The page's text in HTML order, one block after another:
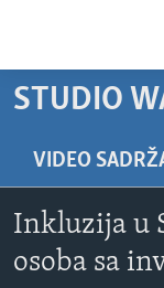
glavni
Pređi
na
glavnu
navigaciju
Idi
VIDEO
VIJESTI
NAUKA I
STUDIO
VIDEO
Inkluzija u
osoba sa